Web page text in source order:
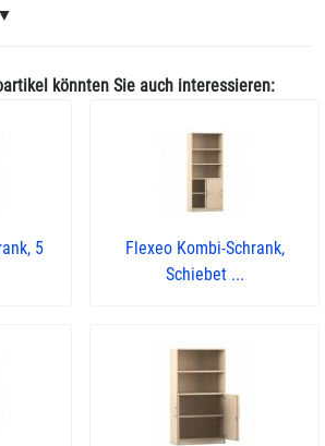
▼
könnten Sie auch interessieren:
5
Flexeo Kombi-Schrank,
Schiebet ...